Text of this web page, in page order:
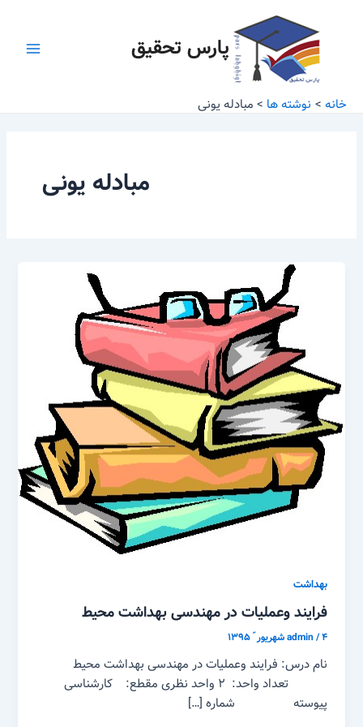
پارس تحقیق
خانه نوشته ها مبادله یونی
مبادله یونی
بهداشت
فرایند وعملیات در مهندسی بهداشت محیط
admin/۴ شهریور ّ ۱۳۹۵
نام درس: فرایند وعملیات در مهندسی بهداشت محیط
تعداد واحد: ۲ واحد نظری مقطع: کارشناسی
پیوسته شماره […]